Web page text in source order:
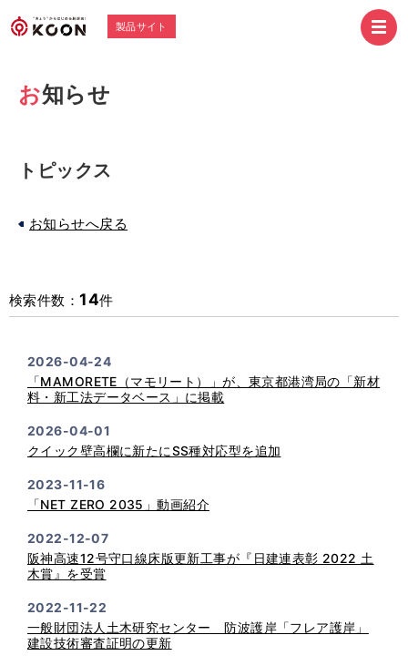
製品サイト
お知らせ
トピックス
お知らせへ戻る
検索件数：14件
2026-04-24
「MAMORETE（マモリート）」が、東京都港湾局の「新材
料・新工法データベース」に掲載
2026-04-01
クイック壁高欄に新たにSS種対応型を追加
2023-11-16
「NET ZERO 2035」動画紹介
2022-12-07
阪神高速12号守口線床版更新工事が『日建連表彰 2022 土
木賞』を受賞
2022-11-22
一般財団法人土木研究センター 防波護岸「フレア護岸」
建設技術審査証明の更新